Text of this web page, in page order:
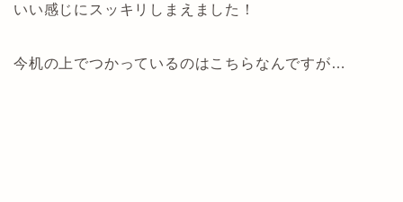
いい感じにスッキリしまえました！
今机の上でつかっているのはこちらなんですが…